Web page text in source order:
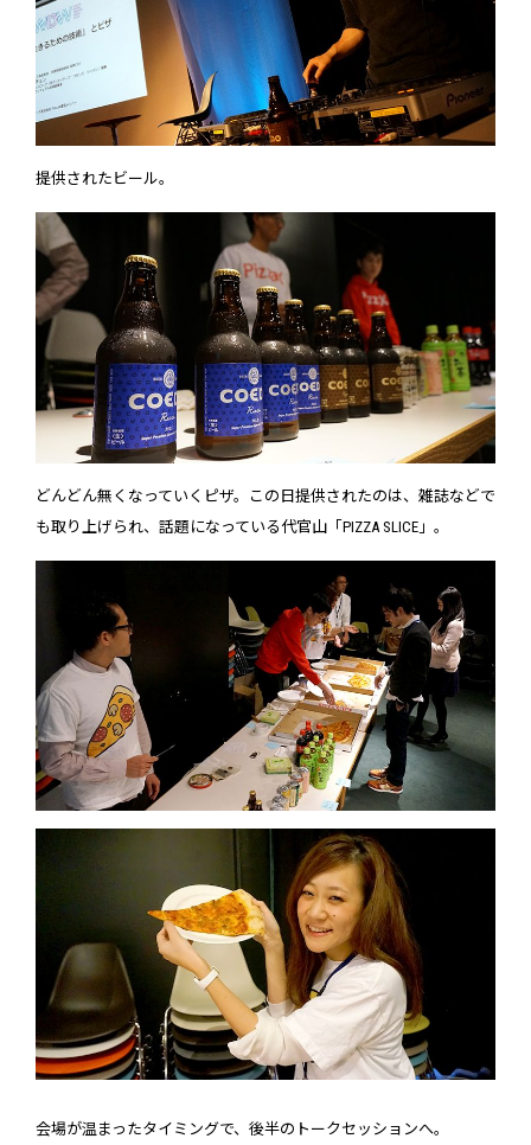
提供されたビール。
どんどん無くなっていくピザ。この日提供されたのは、雑誌などで
も取り上げられ、話題になっている代官山「PIZZA SLICE」。
会場が温まったタイミングで、後半のトークセッションへ。